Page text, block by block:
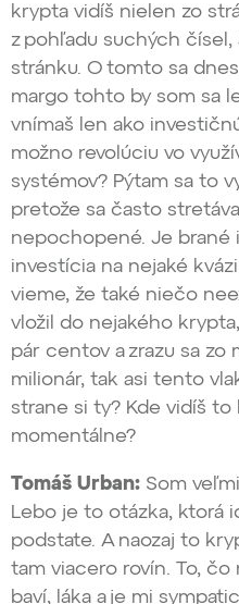
krypta vidíš nielen zo
z pohľadu suchých čísel,
stránku. O tomto sa
margo tohto by som sa
vnímaš len ako
možno revolúciu vo
systémov? Pýtam sa to
pretože sa často
nepochopené. Je brané
investícia na nejaké
vieme, že také niečo
vložil do nejakého
pár centov a zrazu sa zo
milionár, tak asi tento
strane si ty? Kde vidíš
momentálne?
Tomáš Urban: Som
Lebo je to otázka, ktorá
podstate. A naozaj to
tam viacero rovín. To,
baví, láka a je mi